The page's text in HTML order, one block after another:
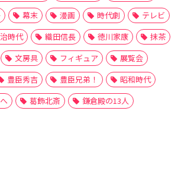
幕末 漫画 時代劇
テレビ
時代 織田信長 徳川家康
抹茶
文房具 フィギュア
展覧会
豊臣秀吉 豊臣兄弟！
昭和時代
葛飾北斎 鎌倉殿の13人